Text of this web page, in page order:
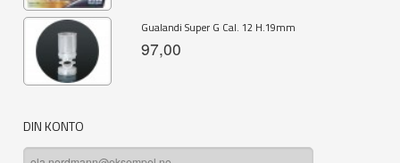
Gualandi Super G Cal. 12 H.19mm
97,00
DIN KONTO